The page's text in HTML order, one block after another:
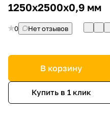
1250х2500х0,9 мм
0 Нет отзывов
В корзину
Купить в 1 клик